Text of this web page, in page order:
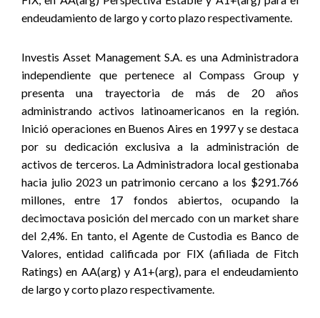
endeudamiento de largo y corto plazo respectivamente.
Investis Asset Management S.A. es una Administradora
independiente que pertenece al Compass Group y
presenta una trayectoria de más de 20 años
administrando activos latinoamericanos en la región.
Inició operaciones en Buenos Aires en 1997 y se destaca
por su dedicación exclusiva a la administración de
activos de terceros. La Administradora local gestionaba
hacia julio 2023 un patrimonio cercano a los $291.766
millones, entre 17 fondos abiertos, ocupando la
decimoctava posición del mercado con un market share
del 2,4%. En tanto, el Agente de Custodia es Banco de
Valores, entidad calificada por FIX (afiliada de Fitch
Ratings) en AA(arg) y A1+(arg), para el endeudamiento
de largo y corto plazo respectivamente.